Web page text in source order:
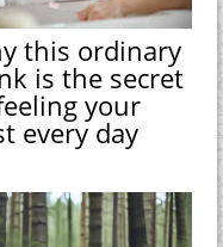
this ordinary
is the secret
your
every day